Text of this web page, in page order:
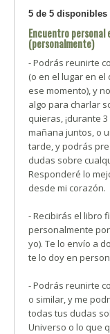
5 de 5 disponibles
Encuentro personal
(personalmente)
- Podrás reunirte
(o en el lugar en el
ese momento), y
algo para charlar
quieras, ¡durante
mañana juntos, o
tarde, y podrás
dudas sobre
Responderé lo
desde mi corazón.
- Recibirás el libro
personalmente
yo). Te lo envío a
te lo doy en
- Podrás reunirte
o similar, y me
todas tus dudas
Universo o lo que